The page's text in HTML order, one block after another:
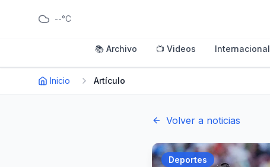
--°C
📚 Archivo 📺 Videos Internacional
Inicio Artículo
Volver a noticias
Deportes